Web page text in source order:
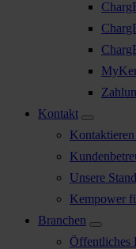
Kontakt
Unsere
Kempower
Branchen
Öffentliches